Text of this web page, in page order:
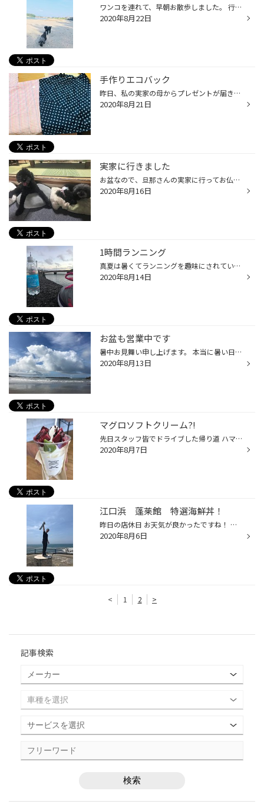
ワンコを連れて、早朝お散歩しました。 行先は、照島海岸です。 ウミガメが産卵した印を見つけました！ 無事に海にたどり着いて大きくなってほしいです。
2020年8月22日
手作りエコバック
昨日、私の実家の母からプレゼントが届きました。 使わない傘と、押し入れに眠っていたカーテンの布を使って エコバックを手作りしたそうです。 ピンクを私に、ブルーを旦那へ 心を込めて縫ってくれたようです。 嬉しかったので、すぐにスーパーに買い物に行きました♪
2020年8月21日
実家に行きました
お盆なので、旦那さんの実家に行ってお仏壇に手を合わせました。 我が家の愛犬たちも一緒にお邪魔して、遊ばせてもらいました。 旦那さんの妹家族も一緒にBBQをしてスタミナをつけました！ 遠い親戚は集まれませんが、近所の仲の良い親戚だけでも会えることは幸せです。
2020年8月16日
1時間ランニング
真夏は暑くてランニングを趣味にされている方は 早朝か夜に走る方が多いかと思います。 私もそうなんです。 18時半ごろからスタートして1時間走りました。 ここの場所は海から吹いてくる潮風が気持ちよく、夕方になるとご近所さんが夕涼みされています。 私もランニングの途中で休憩してみました。 ...
2020年8月14日
お盆も営業中です
暑中お見舞い申し上げます。 本当に暑い日が続きますが、皆様いかがお過ごしでしょうか？？ 8月のタイヤ館川内は毎週火曜日・水曜日にお休みをいただきます。 今週末など、お盆は営業しております。 ご来店お待ちしております。 お電話でのお問合せもお気軽にどうぞ。 TEL 0996-20-8115 写真は照島...
2020年8月13日
マグロソフトクリーム?!
先日スタッフ皆でドライブした帰り道 ハマダ店長がソフトクリームをおごってくれました♪ いちき串木野市に最近オープンしたサムライカフェさん 「マグロソフトクリーム」 見た目はマグロ！ですが、ベリー系のシャーベットでとっても美味しかったです。 クレープも美味しそうだったので、また行って...
2020年8月7日
江口浜 蓬莱館 特選海鮮丼！
昨日の店休日 お天気が良かったですね！ タイヤ館川内のスタッフ皆で江口浜へ行きました。 日差しが強かったです。まぶしかったです！ 夏を感じてきました♪ 1日限定10食の 特選海鮮丼を タカバヤシ副店長のおごりで食べました。 プリップリの新鮮なお魚が沢山乗っていて、満腹・満足でした。 また食...
2020年8月6日
< 1 2 >
記事検索